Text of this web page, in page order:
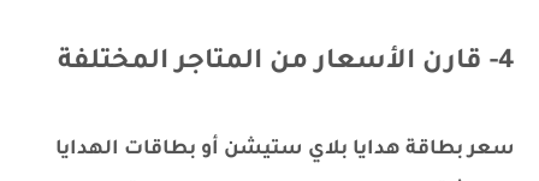
4- قارن الأسعار من المتاجر المختلفة
سعر بطاقة هدايا بلاي ستيشن أو بطاقات الهدايا